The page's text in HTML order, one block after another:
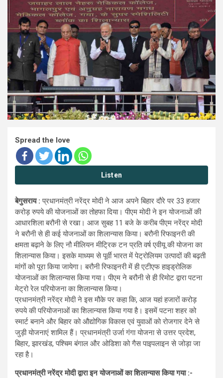
Spread the love
Listen
बेगुसराय : प्रधानमंत्री नरेंद्र मोदी ने आज अपने बिहार दौरे पर 33 हजार
करोड़ रुपये की योजनाओं का तोहफा दिया। पीएम मोदी ने इन योजनाओं की
आधारशिला बरौनी से रखा। आज सुबह 11 बजे के करीब पीएम नरेंद्र मोदी
ने बरौनी से ही कई योजनाओं का शिलान्यास किया। बरौनी रिफाइनरी की
क्षमता बढ़ाने के लिए नौ मीलियन मीट्रिक टन प्रति वर्ष एवीयू की योजना का
शिलान्यास किया। इसके माध्यम से पूर्वी भारत में पेट्रोलियम उत्पादों की बढ़ती
मांगों को पूरा किया जायेगा। बरौनी रिफाइनरी में ही एटीएफ हाइड्रोलिक
योजनाओं का शिलान्यास किया गया। पीएम ने बरौनी से ही रिमोट द्वारा पटना
मेट्रो रेल परियोजना का शिलान्यास किया।
प्रधानमंत्री नरेंद्र मोदी ने इस मौके पर कहा कि, आज यहां हजारों करोड़
रुपये की परियोजनाओं का शिलान्यास किया गया है। इसमें पटना शहर को
स्मार्ट बनाने और बिहार को औद्योगिक विकास एवं युवाओं को रोजगार देने से
जुड़ी योजनाएं शामिल हैं। प्रधानमंत्री उर्जा गंगा योजना से उत्तर प्रदेश,
बिहार, झारखंड, पश्चिम बंगाल और ओडिशा को गैस पाइपलाइन से जोड़ा जा
रहा है।
प्रधानमंत्री नरेंद्र मोदी द्वारा इन योजनाओं का शिलान्यास किया गया :-